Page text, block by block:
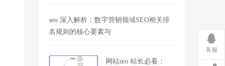
seo 深入解析：数字营销领域SEO相关排
名规则的核心要素与
网站seo 站长必看：
客服